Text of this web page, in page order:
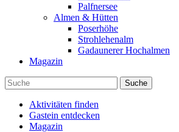
Palfnersee
Almen & Hütten
Poserhöhe
Strohlehenalm
Gadaunerer Hochalmen
Magazin
Aktivitäten finden
Gastein entdecken
Magazin